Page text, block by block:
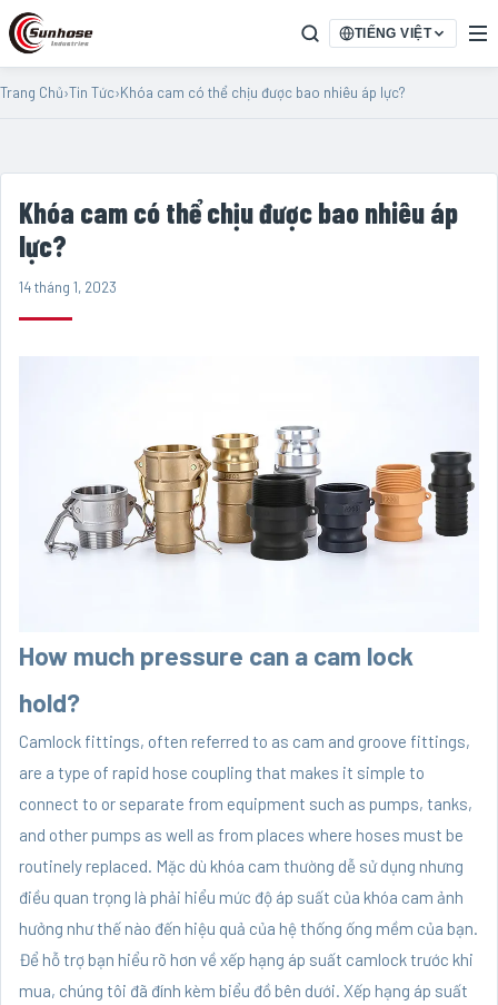
TIẾNG VIỆT
Trang Chủ›Tin Tức›Khóa cam có thể chịu được bao nhiêu áp lực?
Khóa cam có thể chịu được bao nhiêu áp
lực?
14 tháng 1, 2023
How much pressure can a cam lock
hold?
Camlock fittings, often referred to as cam and groove fittings,
are a type of rapid hose coupling that makes it simple to
connect to or separate from equipment such as pumps, tanks,
and other pumps as well as from places where hoses must be
routinely replaced. Mặc dù khóa cam thường dễ sử dụng nhưng
điều quan trọng là phải hiểu mức độ áp suất của khóa cam ảnh
hưởng như thế nào đến hiệu quả của hệ thống ống mềm của bạn.
Để hỗ trợ bạn hiểu rõ hơn về xếp hạng áp suất camlock trước khi
mua, chúng tôi đã đính kèm biểu đồ bên dưới. Xếp hạng áp suất